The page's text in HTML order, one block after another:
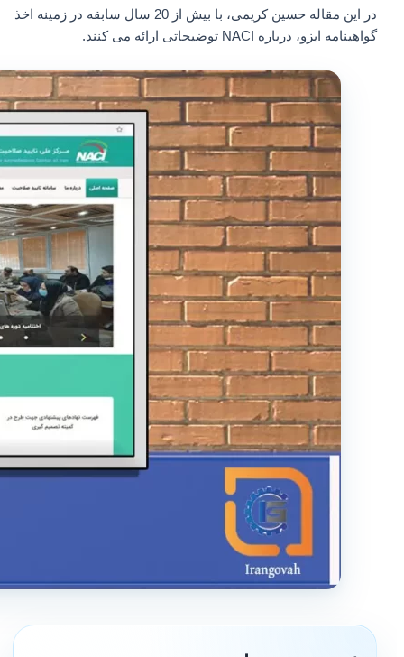
در این مقاله حسین کریمی، با بیش از 20 سال سابقه در زمینه اخذ
گواهینامه ایزو، درباره NACI توضیحاتی ارائه می کنند.